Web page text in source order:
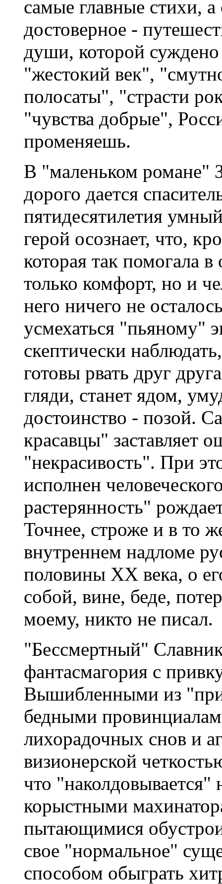
самые главные стихи, а
достоверное -
души, которой суждено
"жестокий век",
полосаты", "страсти
"чувства добрые",
променяешь.
В "маленьком романе"
дорого дается
пятидесятилетия
герой осознает, что,
которая так помогала
только комфорт, но и
него ничего не
усмехаться "пьяному"
скептически
готовы рвать друг
гляди, станет ядом,
достоинство - позой.
красавцы" заставляет
"некрасивость". При
исполнен
растерянность"
Точнее, строже и в то
внутреннем надломе
половины ХХ века, о
собой, вине, беде,
моему, никто не писал.
"Бессмертный"
фантасмагория с
Вышибленными из
бедными
лихорадочных снов и
визионерской
что "наколдовывается"
корыстными
пытающимися
свое "нормальное"
способом обыграть